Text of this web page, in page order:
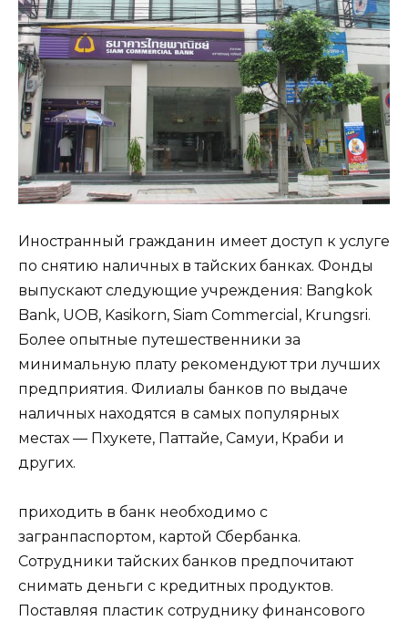
Иностранный гражданин имеет доступ к услуге
по снятию наличных в тайских банках. Фонды
выпускают следующие учреждения: Bangkok
Bank, UOB, Kasikorn, Siam Commercial, Krungsri.
Более опытные путешественники за
минимальную плату рекомендуют три лучших
предприятия. Филиалы банков по выдаче
наличных находятся в самых популярных
местах — Пхукете, Паттайе, Самуи, Краби и
других.
приходить в банк необходимо с
загранпаспортом, картой Сбербанка.
Сотрудники тайских банков предпочитают
снимать деньги с кредитных продуктов.
Поставляя пластик сотруднику финансового